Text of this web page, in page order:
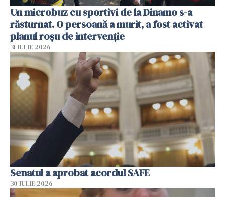
Un microbuz cu sportivi de la Dinamo s-a
răsturnat. O persoană a murit, a fost activat
planul roșu de intervenție
31 IULIE 2026
Senatul a aprobat acordul SAFE
30 IULIE 2026